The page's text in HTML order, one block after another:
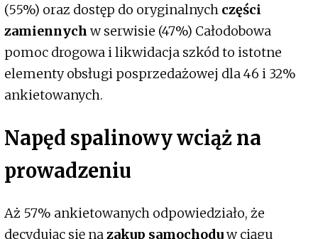
(55%) oraz dostęp do oryginalnych części
zamiennychw serwisie (47%) Całodobowa
pomoc drogowa i likwidacja szkód to istotne
elementy obsługi posprzedażowej dla 46 i 32%
ankietowanych.
Napęd spalinowy wciąż na
prowadzeniu
Aż 57% ankietowanych odpowiedziało, że
decydując się nazakup samochoduw ciągu